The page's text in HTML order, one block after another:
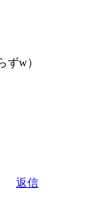
ずw）
返信